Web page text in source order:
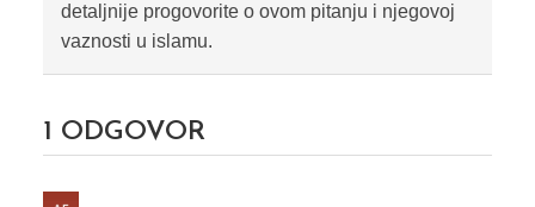
detaljnije progovorite o ovom pitanju i njegovoj
vaznosti u islamu.
1 ODGOVOR